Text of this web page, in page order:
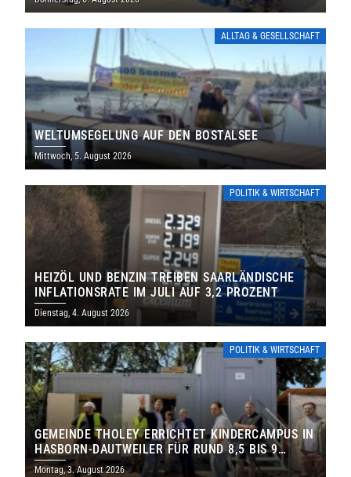
ALLTAG & GESELLSCHAFT
WELTUMSEGELUNG AUF DEN BOSTALSEE
Mittwoch, 5. August 2026
POLITIK & WIRTSCHAFT
HEIZÖL UND BENZIN TREIBEN SAARLÄNDISCHE
INFLATIONSRATE IM JULI AUF 3,2 PROZENT
Dienstag, 4. August 2026
POLITIK & WIRTSCHAFT
GEMEINDE THOLEY ERRICHTET KINDERCAMPUS IN
HASBORN-DAUTWEILER FÜR RUND 8,5 BIS 9
MILLIONEN EURO
Montag, 3. August 2026